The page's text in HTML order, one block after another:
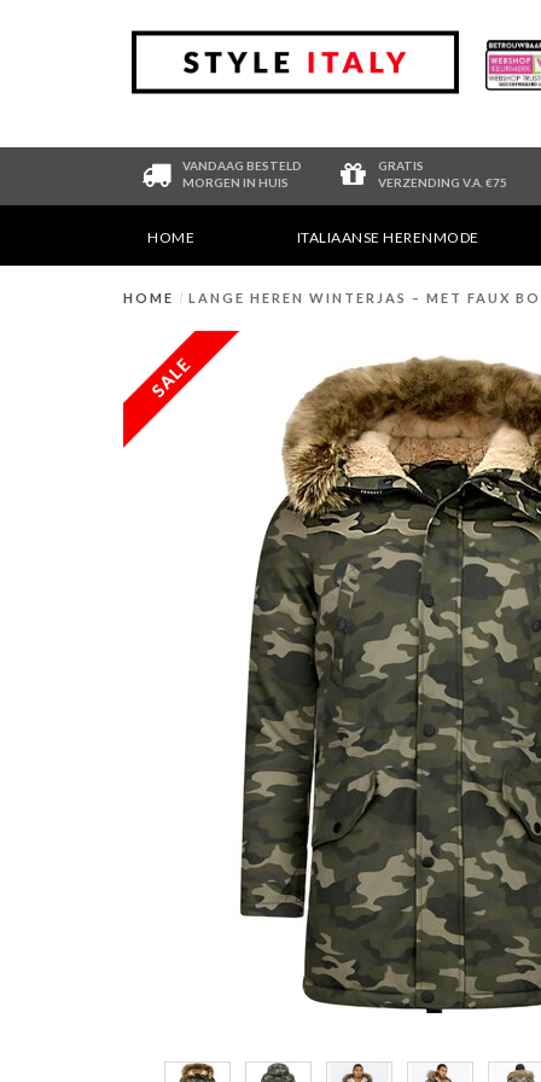
VANDAAG BESTELD
MORGEN IN HUIS
GRATIS
VERZENDING V.A. €75
HOME ITALIAANSE HERENMODE
HOME / LANGE HEREN WINTERJAS – MET FAUX